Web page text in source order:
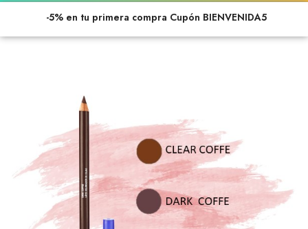
-5% en tu primera compra Cupón BIENVENIDA5